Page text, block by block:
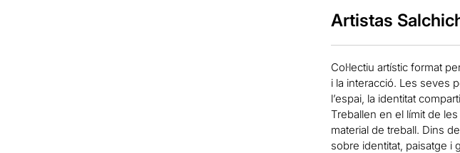
Artistas
Col·lectiu artístic format
i la interacció. Les seves
l’espai, la identitat
Treballen en el límit de
material de treball. Dins
sobre identitat, paisatge i